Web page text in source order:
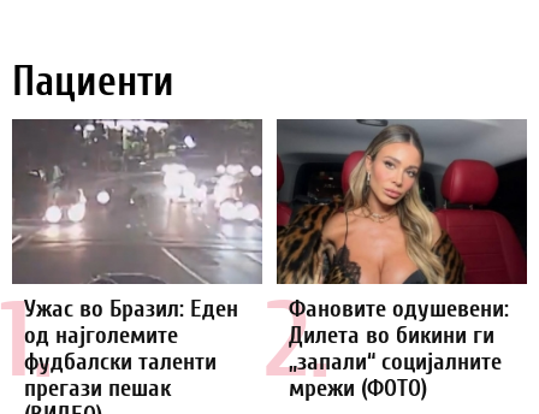
Пациенти
1.
Ужас во Бразил: Еден
од најголемите
фудбалски таленти
прегази пешак
2.
Фановите одушевени:
Дилета во бикини ги
„запали“ социјалните
мрежи (ФОТО)